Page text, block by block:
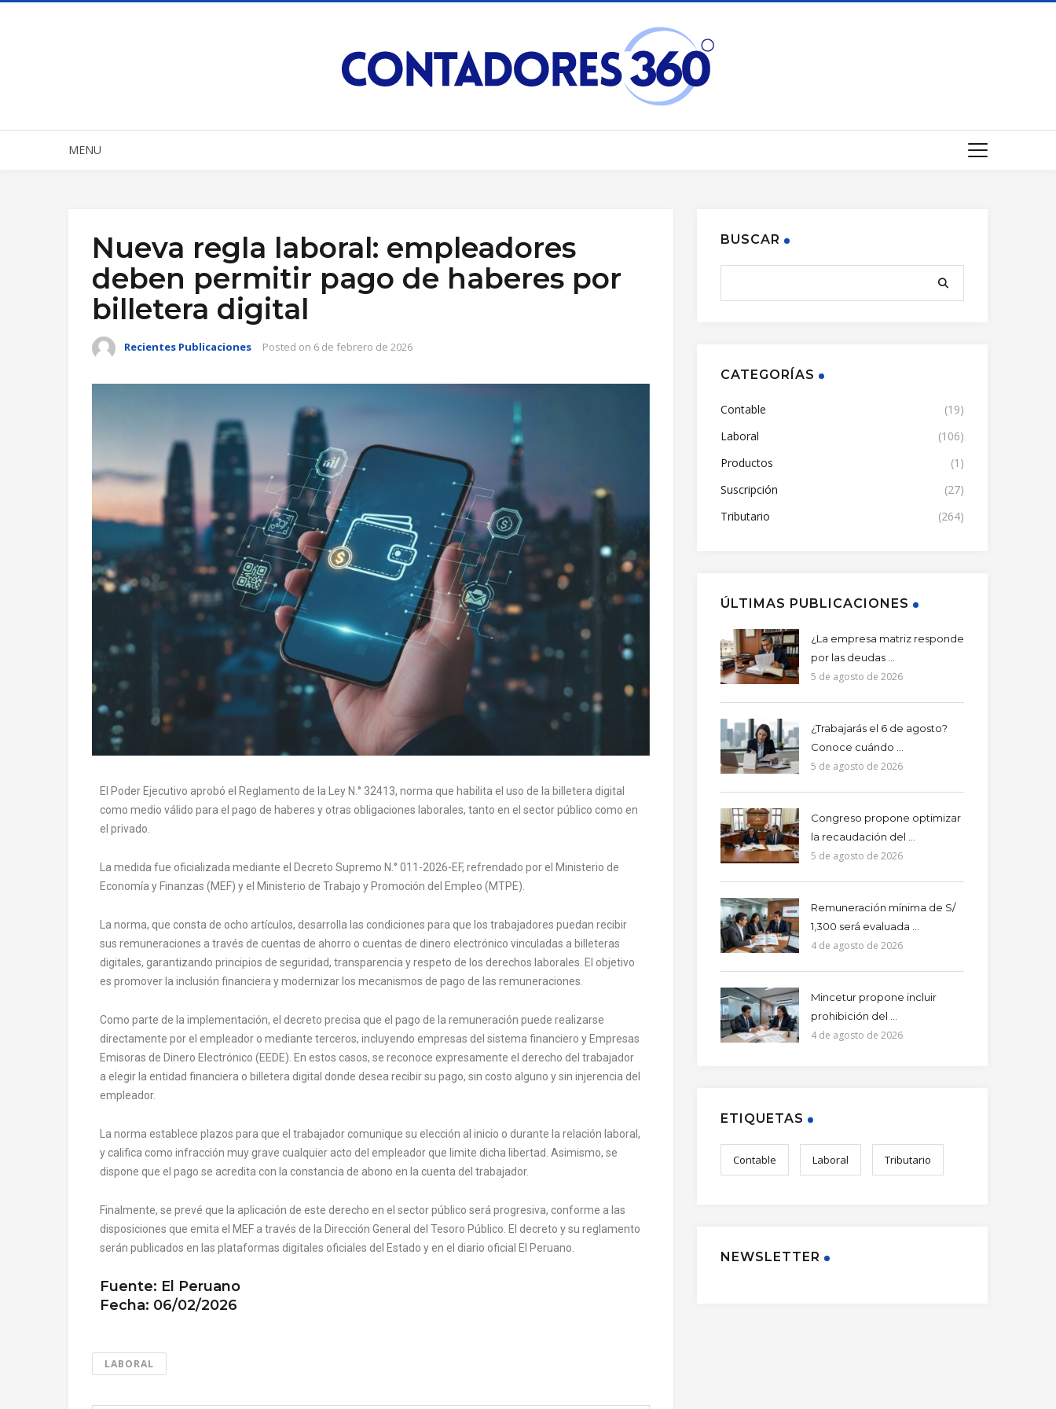
MENU
Nueva regla laboral: empleadores
deben permitir pago de haberes por
billetera digital
Recientes Publicaciones Posted on 6 de febrero de 2026
El Poder Ejecutivo aprobó el Reglamento de la Ley N.° 32413, norma que habilita el uso de la billetera digital
como medio válido para el pago de haberes y otras obligaciones laborales, tanto en el sector público como en
el privado.
La medida fue oficializada mediante el Decreto Supremo N.° 011-2026-EF, refrendado por el Ministerio de
Economía y Finanzas (MEF) y el Ministerio de Trabajo y Promoción del Empleo (MTPE).
La norma, que consta de ocho artículos, desarrolla las condiciones para que los trabajadores puedan recibir
sus remuneraciones a través de cuentas de ahorro o cuentas de dinero electrónico vinculadas a billeteras
digitales, garantizando principios de seguridad, transparencia y respeto de los derechos laborales. El objetivo
es promover la inclusión financiera y modernizar los mecanismos de pago de las remuneraciones.
Como parte de la implementación, el decreto precisa que el pago de la remuneración puede realizarse
directamente por el empleador o mediante terceros, incluyendo empresas del sistema financiero y Empresas
Emisoras de Dinero Electrónico (EEDE). En estos casos, se reconoce expresamente el derecho del trabajador
a elegir la entidad financiera o billetera digital donde desea recibir su pago, sin costo alguno y sin injerencia del
empleador.
La norma establece plazos para que el trabajador comunique su elección al inicio o durante la relación laboral,
y califica como infracción muy grave cualquier acto del empleador que limite dicha libertad. Asimismo, se
dispone que el pago se acredita con la constancia de abono en la cuenta del trabajador.
Finalmente, se prevé que la aplicación de este derecho en el sector público será progresiva, conforme a las
disposiciones que emita el MEF a través de la Dirección General del Tesoro Público. El decreto y su reglamento
serán publicados en las plataformas digitales oficiales del Estado y en el diario oficial El Peruano.
Fuente: El Peruano
Fecha: 06/02/2026
LABORAL
BUSCAR
CATEGORÍAS
Contable
(19)
Laboral
(106)
Productos
(1)
Suscripción
(27)
Tributario
(264)
ÚLTIMAS PUBLICACIONES
¿La empresa matriz responde
por las deudas ...
5 de agosto de 2026
¿Trabajarás el 6 de agosto?
Conoce cuándo ...
5 de agosto de 2026
Congreso propone optimizar
la recaudación del ...
5 de agosto de 2026
Remuneración mínima de S/
1,300 será evaluada ...
4 de agosto de 2026
Mincetur propone incluir
prohibición del ...
4 de agosto de 2026
ETIQUETAS
Contable Laboral Tributario
NEWSLETTER